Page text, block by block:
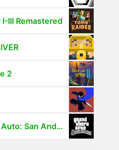
III Remastered
2
Grand Theft Auto: San Andreas